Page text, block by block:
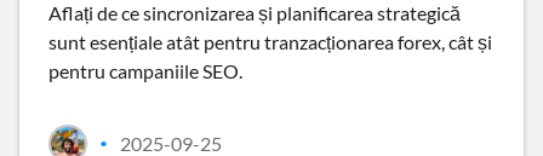
Aflați de ce sincronizarea și planificarea strategică
sunt esențiale atât pentru tranzacționarea forex, cât și
pentru campaniile SEO.
• 2025-09-25